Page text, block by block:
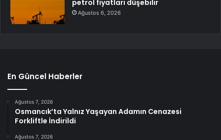
petrol fiyatları düşebilir
Ağustos 6, 2026
En Güncel Haberler
Ağustos 7, 2026
Osmancık’ta Yalnız Yaşayan Adamın Cenazesi
Forkliftle İndirildi
Ağustos 7, 2026